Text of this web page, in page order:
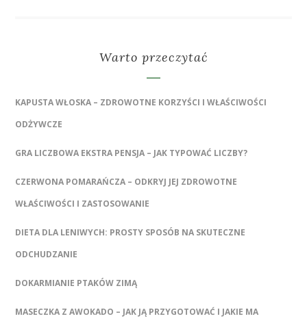
Warto przeczytać
KAPUSTA WŁOSKA – ZDROWOTNE KORZYŚCI I WŁAŚCIWOŚCI
ODŻYWCZE
GRA LICZBOWA EKSTRA PENSJA – JAK TYPOWAĆ LICZBY?
CZERWONA POMARAŃCZA – ODKRYJ JEJ ZDROWOTNE
WŁAŚCIWOŚCI I ZASTOSOWANIE
DIETA DLA LENIWYCH: PROSTY SPOSÓB NA SKUTECZNE
ODCHUDZANIE
DOKARMIANIE PTAKÓW ZIMĄ
MASECZKA Z AWOKADO – JAK JĄ PRZYGOTOWAĆ I JAKIE MA